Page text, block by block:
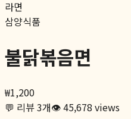
라면
삼양식품
불닭볶음면
₩1,200
💬 리뷰3개👁️45,678 views